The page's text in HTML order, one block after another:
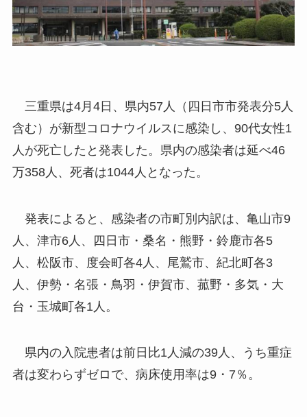
三重県は4月4日、県内57人（四日市市発表分5人
含む）が新型コロナウイルスに感染し、90代女性1
人が死亡したと発表した。県内の感染者は延べ46
万358人、死者は1044人となった。
発表によると、感染者の市町別内訳は、亀山市9
人、津市6人、四日市・桑名・熊野・鈴鹿市各5
人、松阪市、度会町各4人、尾鷲市、紀北町各3
人、伊勢・名張・鳥羽・伊賀市、菰野・多気・大
台・玉城町各1人。
県内の入院患者は前日比1人減の39人、うち重症
者は変わらずゼロで、病床使用率は9・7％。